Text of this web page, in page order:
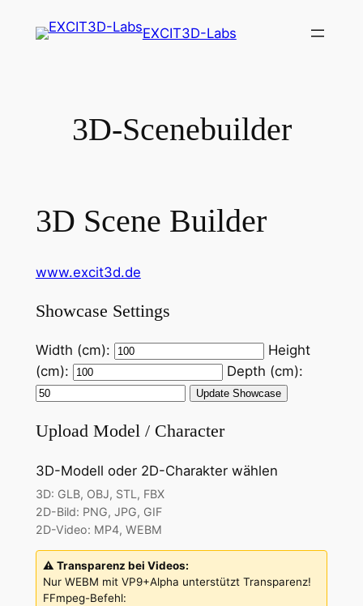
Inhalt
EXCIT3D-Labs
3D-Scenebuilder
3D Scene Builder
www.excit3d.de
Showcase Settings
Width (cm):
Height
(cm):
Depth (cm):
Update Showcase
Upload Model / Character
3D-Modell oder 2D-Charakter wählen
3D: GLB, OBJ, STL, FBX
2D-Bild: PNG, JPG, GIF
2D-Video: MP4, WEBM
⚠️ Transparenz bei Videos:
Nur WEBM mit VP9+Alpha unterstützt Transparenz!
FFmpeg-Befehl: